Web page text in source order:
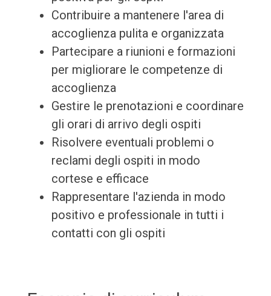
Contribuire a mantenere l'area di
accoglienza pulita e organizzata
Partecipare a riunioni e formazioni
per migliorare le competenze di
accoglienza
Gestire le prenotazioni e coordinare
gli orari di arrivo degli ospiti
Risolvere eventuali problemi o
reclami degli ospiti in modo
cortese e efficace
Rappresentare l'azienda in modo
positivo e professionale in tutti i
contatti con gli ospiti